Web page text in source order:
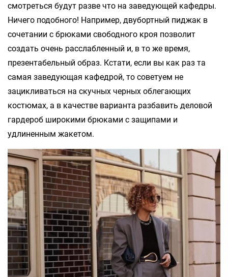
смотреться будут разве что на заведующей кафедры.
Ничего подобного! Например, двубортный пиджак в
сочетании с брюками свободного кроя позволит
создать очень расслабленный и, в то же время,
презентабельный образ. Кстати, если вы как раз та
самая заведующая кафедрой, то советуем не
зацикливаться на скучных черных облегающих
костюмах, а в качестве варианта разбавить деловой
гардероб широкими брюками с защипами и
удлиненным жакетом.